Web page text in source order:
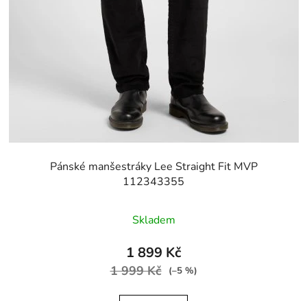
Pánské manšestráky Lee Straight Fit MVP
112343355
Skladem
1 899 Kč
1 999 Kč (–5 %)